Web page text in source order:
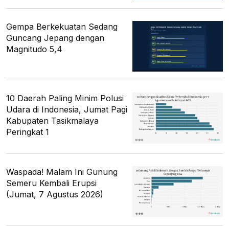
Gempa Berkekuatan Sedang
Guncang Jepang dengan
Magnitudo 5,4
10 Daerah Paling Minim Polusi
Udara di Indonesia, Jumat Pagi
Kabupaten Tasikmalaya
Peringkat 1
Waspada! Malam Ini Gunung
Semeru Kembali Erupsi
(Jumat, 7 Agustus 2026)